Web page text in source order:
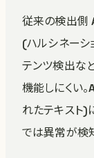
従来の検出側
(ハルシネーシ
テンツ検出な
機能しにくい
れたテキスト)
では異常が検